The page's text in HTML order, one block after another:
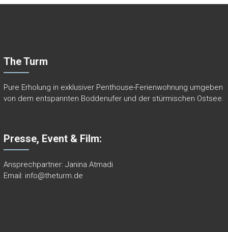
The Turm
Pure Erholung in exklusiver Penthouse-Ferienwohnung umgeben
von dem entspannten Boddenufer und der stürmischen Ostsee.
Presse, Event & Film:
Ansprechpartner: Janina Atmadi
Email: info@theturm.de